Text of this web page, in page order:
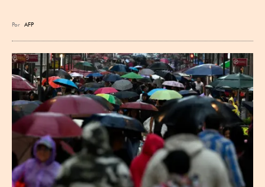
Por AFP